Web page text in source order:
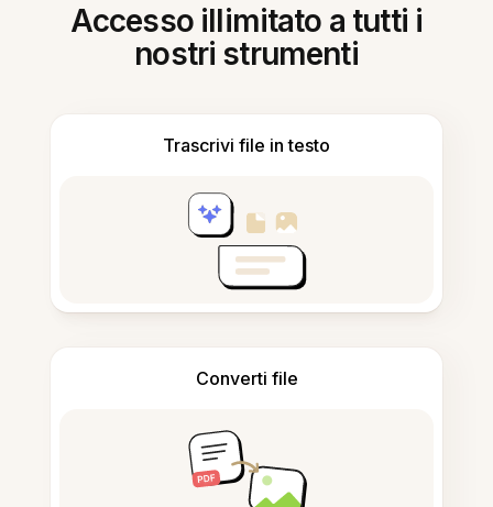
Accesso illimitato a tutti i
nostri strumenti
Trascrivi file in testo
Converti file